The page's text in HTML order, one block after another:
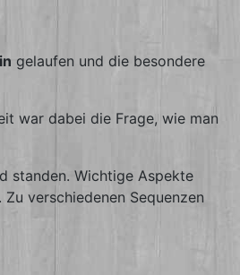
gelaufen und die besondere
war dabei die Frage, wie man
standen. Wichtige Aspekte
verschiedenen Sequenzen